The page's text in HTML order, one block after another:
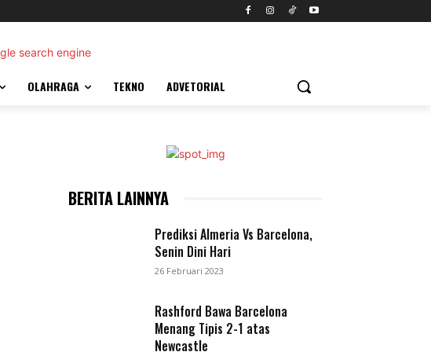
OLAHRAGA TEKNO ADVETORIAL
BERITA LAINNYA
Prediksi Almeria Vs Barcelona,
Senin Dini Hari
26 Februari 2023
Rashford Bawa Barcelona
Menang Tipis 2-1 atas
Newcastle